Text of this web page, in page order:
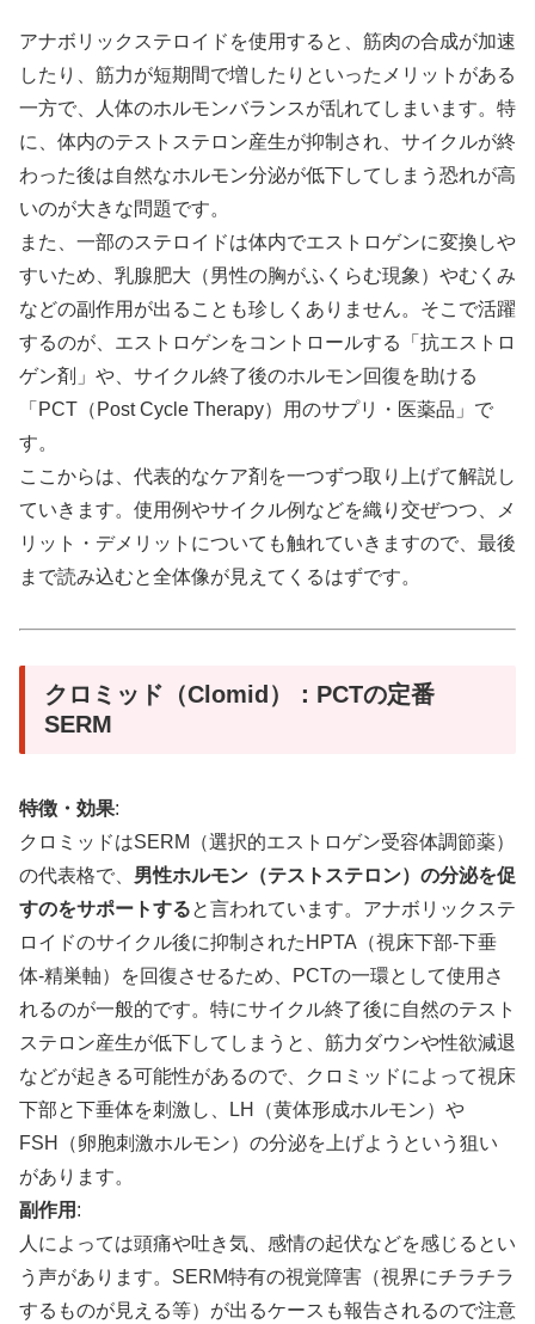
アナボリックステロイドを使用すると、筋肉の合成が加速
したり、筋力が短期間で増したりといったメリットがある
一方で、人体のホルモンバランスが乱れてしまいます。特
に、体内のテストステロン産生が抑制され、サイクルが終
わった後は自然なホルモン分泌が低下してしまう恐れが高
いのが大きな問題です。
また、一部のステロイドは体内でエストロゲンに変換しや
すいため、乳腺肥大（男性の胸がふくらむ現象）やむくみ
などの副作用が出ることも珍しくありません。そこで活躍
するのが、エストロゲンをコントロールする「抗エストロ
ゲン剤」や、サイクル終了後のホルモン回復を助ける
「PCT（Post Cycle Therapy）用のサプリ・医薬品」で
す。
ここからは、代表的なケア剤を一つずつ取り上げて解説し
ていきます。使用例やサイクル例などを織り交ぜつつ、メ
リット・デメリットについても触れていきますので、最後
まで読み込むと全体像が見えてくるはずです。
クロミッド（Clomid）：PCTの定番
SERM
特徴・効果:
クロミッドはSERM（選択的エストロゲン受容体調節薬）
の代表格で、 男性ホルモン（テストステロン）の分泌を促
すのをサポートすると言われています。アナボリックステ
ロイドのサイクル後に抑制されたHPTA（視床下部-下垂
体-精巣軸）を回復させるため、PCTの一環として使用さ
れるのが一般的です。特にサイクル終了後に自然のテスト
ステロン産生が低下してしまうと、筋力ダウンや性欲減退
などが起きる可能性があるので、クロミッドによって視床
下部と下垂体を刺激し、LH（黄体形成ホルモン）や
FSH（卵胞刺激ホルモン）の分泌を上げようという狙い
があります。
副作用 :
人によっては頭痛や吐き気、感情の起伏などを感じるとい
う声があります。SERM特有の視覚障害（視界にチラチラ
するものが見える等）が出るケースも報告されるので注意